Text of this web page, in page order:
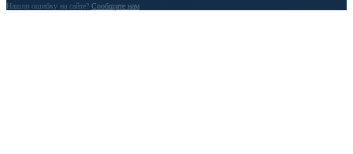
Нашли ошибку на сайте? Сообщите нам